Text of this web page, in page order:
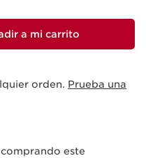
a mi carrito
orden. Prueba una
este